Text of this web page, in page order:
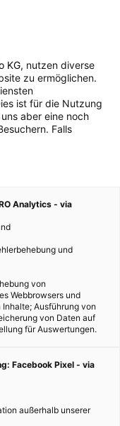
Haut
KG, nutzen diverse
zu ermöglichen.
ist für die Nutzung
aber eine noch
Falls
Analytics - via
und
von
Webbrowsers und
Ausführung von
von Daten auf
für Auswertungen.
Facebook Pixel - via
außerhalb unserer